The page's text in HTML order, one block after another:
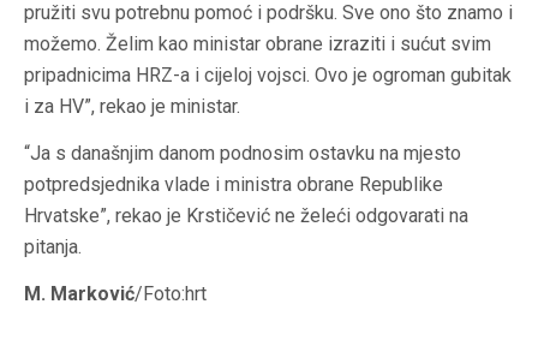
pružiti svu potrebnu pomoć i podršku. Sve ono što znamo i
možemo. Želim kao ministar obrane izraziti i sućut svim
pripadnicima HRZ-a i cijeloj vojsci. Ovo je ogroman gubitak
i za HV”, rekao je ministar.
“Ja s današnjim danom podnosim ostavku na mjesto
potpredsjednika vlade i ministra obrane Republike
Hrvatske”, rekao je Krstičević ne želeći odgovarati na
pitanja.
M. Marković/Foto:hrt